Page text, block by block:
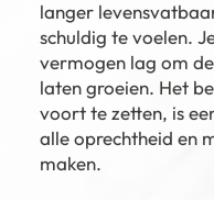
langer
schuldig te voelen.
vermogen lag om
laten groeien. Het
voort te zetten, is
alle oprechtheid en
maken.